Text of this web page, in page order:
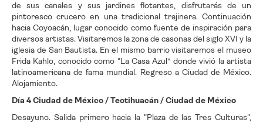
de sus canales y sus jardines flotantes, disfrutarás de un
pintoresco crucero en una tradicional trajinera. Continuación
hacia Coyoacán, lugar conocido como fuente de inspiración para
diversos artistas. Visitaremos la zona de casonas del siglo XVI y la
iglesia de San Bautista. En el mismo barrio visitaremos el museo
Frida Kahlo, conocido como “La Casa Azul” donde vivió la artista
latinoamericana de fama mundial. Regreso a Ciudad de México.
Alojamiento.
Día 4 Ciudad de México / Teotihuacán / Ciudad de México
Desayuno. Salida primero hacia la "Plaza de las Tres Culturas",